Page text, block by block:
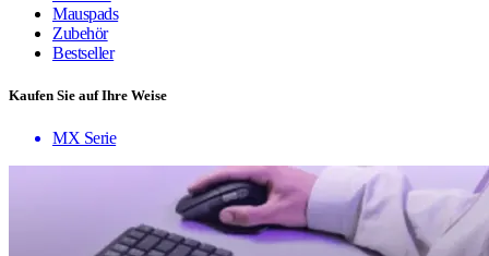
Mauspads
Zubehör
Bestseller
Kaufen Sie auf Ihre Weise
MX Serie